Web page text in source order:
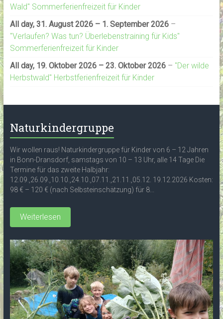
Wald" Sommerferienfreizeit für Kinder
All day, 31. August 2026 – 1. September 2026–
"Verlaufen? Was tun? Überlebenstraining für Kids"
Sommerferienfreizeit für Kinder
All day, 19. Oktober 2026 – 23. Oktober 2026– "Der wilde
Herbstwald" Herbstferienfreizeit für Kinder
Naturkindergruppe
Wir wollen raus! Naturkindergruppe für Kinder von 6 – 12 Jahren
in Bonn-Dransdorf, samstags von 10 – 13 Uhr, alle 14 Tage Die
Termine für das zweite Halbjahr:
12.09.,26.09.,10.10.,24.10.,07.11.,21.11.,05.12. 19.12.2026 Kosten:
98 € – 120 € (nach Selbsteinschätzung) für 8...
Weiterlesen